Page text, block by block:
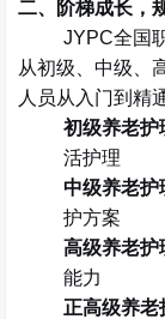
二、阶梯成长，
JYPC全国
从初级、中级、
人员从入门到精
初级养老护
活护理
中级养老护
护方案
高级养老护
能力
正高级养老